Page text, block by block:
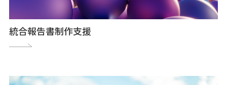
統合報告書制作支援